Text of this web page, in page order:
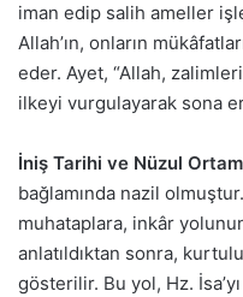
iman edip salih ameller
Allah’ın, onların
eder. Ayet, “Allah,
ilkeyi vurgulayarak sona
İniş Tarihi ve Nüzul
bağlamında nazil
muhataplara, inkâr
anlatıldıktan sonra,
gösterilir. Bu yol, Hz.